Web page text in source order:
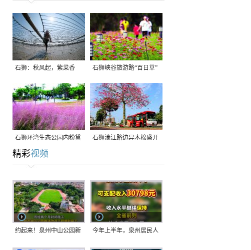
石狮：秋风起，紫菜香 石狮峡谷旅游路“百日草”
争相斗艳
石狮环湾生态公园内粉黛
乱子草盛放
石狮濠江路边异木棉盛开
精彩视频
约起来！泉州中山公园新 今年上半年，泉州居民人